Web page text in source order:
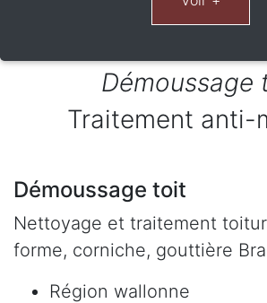
Démoussage
Traitement anti-
Démoussage toit
Nettoyage et traitement
forme, corniche, gouttière
Région wallonne